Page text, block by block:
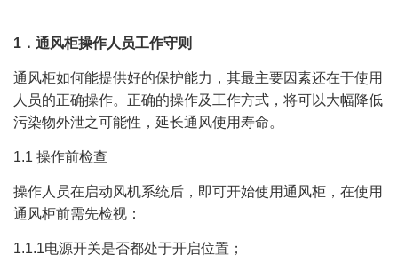
1．通风柜操作人员工作守则
通风柜如何能提供好的保护能力，其最主要因素还在于使用
人员的正确操作。正确的操作及工作方式，将可以大幅降低
污染物外泄之可能性，延长通风使用寿命。
1.1 操作前检查
操作人员在启动风机系统后，即可开始使用通风柜，在使用
通风柜前需先检视：
1.1.1电源开关是否都处于开启位置；